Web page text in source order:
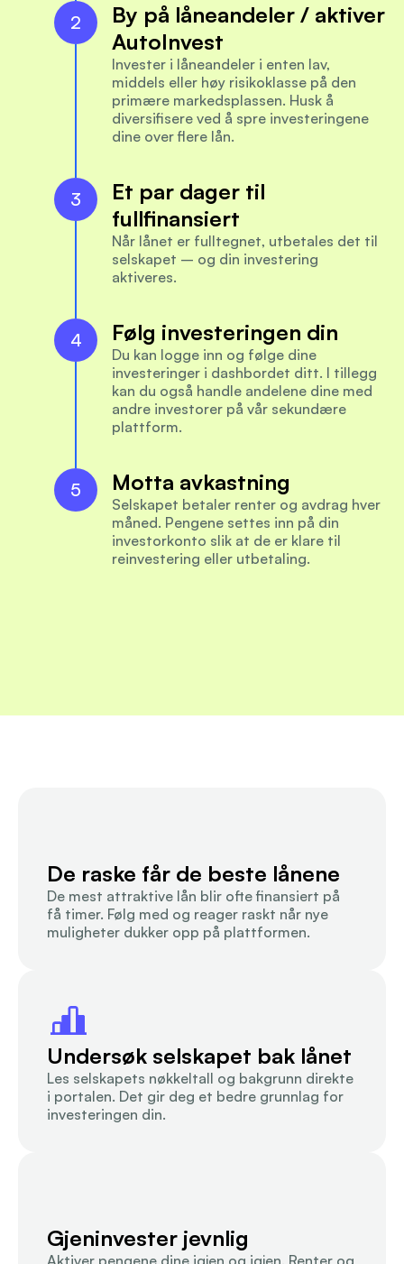
2
By på låneandeler / aktiver
AutoInvest
Invester i låneandeler i enten lav,
middels eller høy risikoklasse på den
primære markedsplassen. Husk å
diversifisere ved å spre investeringene
dine over flere lån.
3
Et par dager til
fullfinansiert
Når lånet er fulltegnet, utbetales det til
selskapet – og din investering
aktiveres.
4 Følg investeringen din
Du kan logge inn og følge dine
investeringer i dashbordet ditt. I tillegg
kan du også handle andelene dine med
andre investorer på vår sekundære
plattform.
5 Motta avkastning
Selskapet betaler renter og avdrag hver
måned. Pengene settes inn på din
investorkonto slik at de er klare til
reinvestering eller utbetaling.
De raske får de beste lånene
De mest attraktive lån blir ofte finansiert på
få timer. Følg med og reager raskt når nye
muligheter dukker opp på plattformen.
Undersøk selskapet bak lånet
Les selskapets nøkkeltall og bakgrunn direkte
i portalen. Det gir deg et bedre grunnlag for
investeringen din.
Gjeninvester jevnlig
Aktiver pengene dine igjen og igjen. Renter og